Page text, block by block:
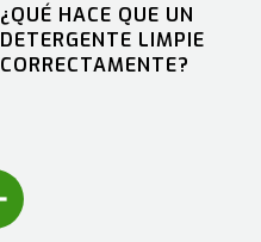
¿QUÉ HACE QUE UN
DETERGENTE LIMPIE
CORRECTAMENTE?